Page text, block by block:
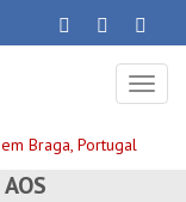
O VIVER EM